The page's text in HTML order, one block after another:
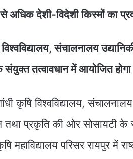
अधिक देशी-विदेशी किस्मों का
विश्वविद्यालय, संचालनालय
तत्वावधान में आयोजित होगा
कृषि विश्वविद्यालय,
तथा प्रकृति की ओर सोसायटी के
महाविद्यालय परिसर रायपुर में